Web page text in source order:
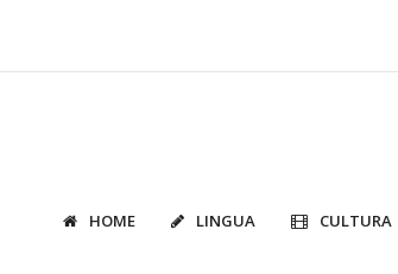
HOME LINGUA CULTURA